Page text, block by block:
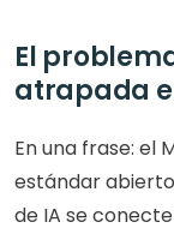
El
atrapada
En una frase: el
estándar
de IA se